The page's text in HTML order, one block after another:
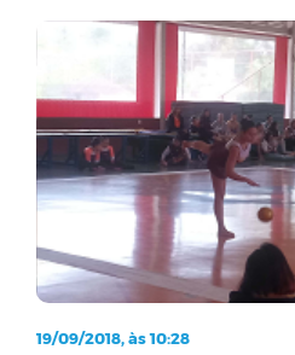
19/09/2018, às 10:28